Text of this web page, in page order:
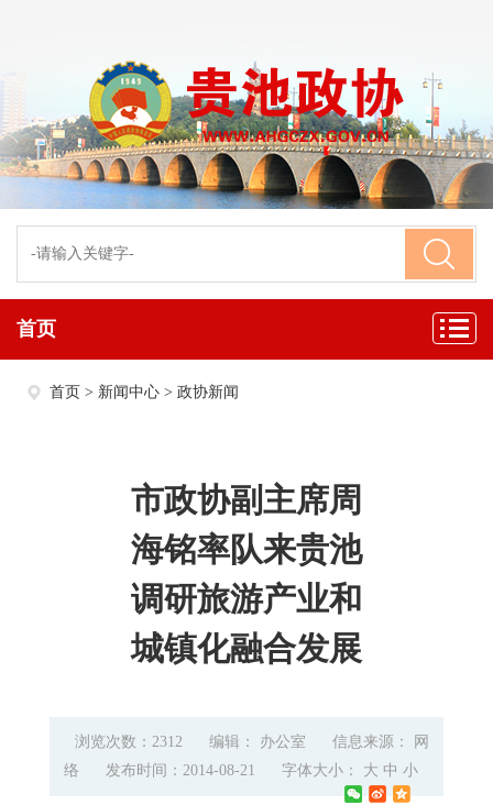
首页
首页 > 新闻中心 > 政协新闻
市政协副主席周
海铭率队来贵池
调研旅游产业和
城镇化融合发展
浏览次数：2312 编辑： 办公室
信息来源： 网
络
发布时间：2014-08-21 字体大小： 大 中 小